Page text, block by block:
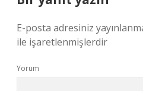
E-posta adresiniz
ile işaretlenmişlerdir
Yorum